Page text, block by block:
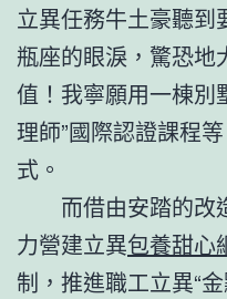
立異任務牛土豪聽
瓶座的眼淚，驚恐地
值！我寧願用一棟別
理師”國際認證課程
式。
而借由安踏的改
力營建立異包養甜心
制，推進職工立異“